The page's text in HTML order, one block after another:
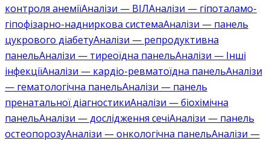
контроля анеміїАналізи — ВІЛАналізи — гіпоталамо-
гіпофізарно-надниркова системаАналізи — панель
цукрового діабетуАналізи — репродуктивна
панельАналізи — тиреоїдна панельАналізи — Інші
інфекціїАналізи — кардіо-ревматоїдна панельАналізи
— гематологічна панельАналізи — панель
пренатальної діагностикиАналізи — біохімічна
панельАналізи — дослідження сечіАналізи — панель
остеопорозуАналізи — онкологічна панельАналізи —